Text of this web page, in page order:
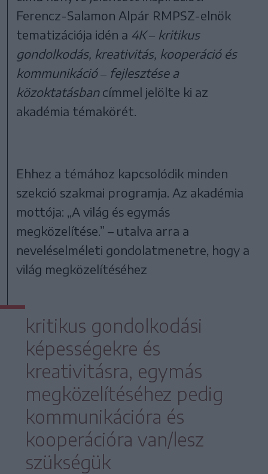
Ferencz-Salamon Alpár RMPSZ-elnök
tematizációja idén a 4K ‒ kritikus
gondolkodás, kreativitás, kooperáció és
kommunikáció ‒ fejlesztése a
közoktatásbancímmel jelölte ki az
akadémia témakörét.
Ehhez a témához kapcsolódik minden
szekció szakmai programja. Az akadémia
mottója: „A világ és egymás
megközelítése.” – utalva arra a
neveléselméleti gondolatmenetre, hogy a
világ megközelítéséhez
kritikus gondolkodási
képességekre és
kreativitásra, egymás
megközelítéséhez pedig
kommunikációra és
kooperációra van/lesz
szükségük